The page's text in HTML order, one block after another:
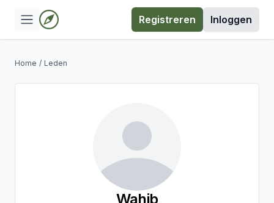
Registreren Inloggen
Home / Leden
Wahib